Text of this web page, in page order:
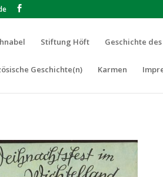
Stiftung Höft Geschichte
Geschichte(n) Karmen